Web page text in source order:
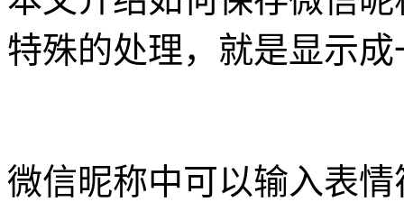
特殊的处理，就是显示
微信昵称中可以输入表